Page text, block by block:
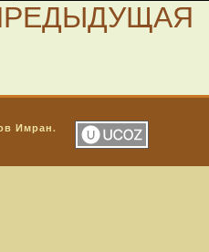
Имран.